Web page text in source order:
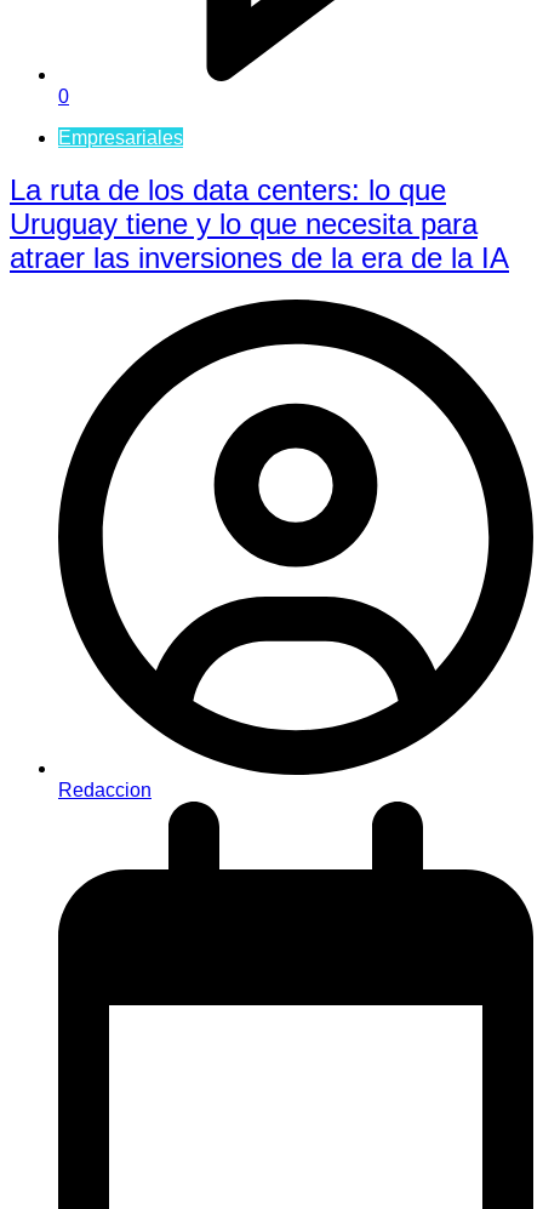
0
Empresariales
La ruta de los data centers: lo que
Uruguay tiene y lo que necesita para
atraer las inversiones de la era de la IA
Redaccion